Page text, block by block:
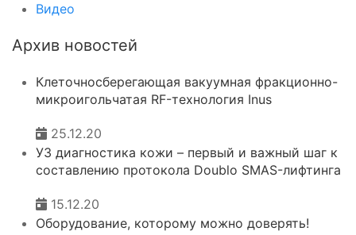
Видео
Архив новостей
Клеточносберегающая вакуумная фракционно-
микроигольчатая RF-технология Inus
25.12.20
УЗ диагностика кожи – первый и важный шаг к
составлению протокола Doublo SMAS-лифтинга
15.12.20
Оборудование, которому можно доверять!